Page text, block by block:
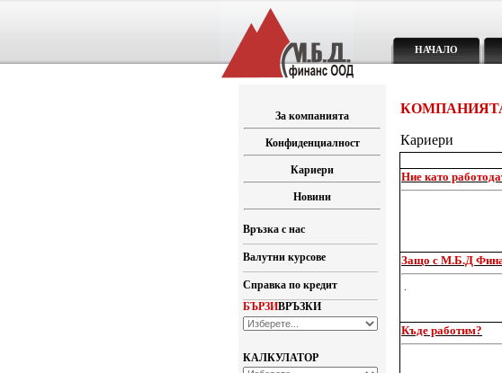
НАЧАЛО
За компанията
Конфиденциалност
Кариери
Новини
Връзка с нас
Валутни курсове
Справка по кредит
БЪРЗИВРЪЗКИ
КАЛКУЛАТОР
Кариери
Ние като
Защо с М.Б.Д
.
Къде работим?